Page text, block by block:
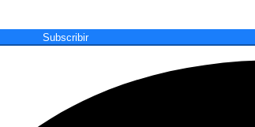
Subscribir